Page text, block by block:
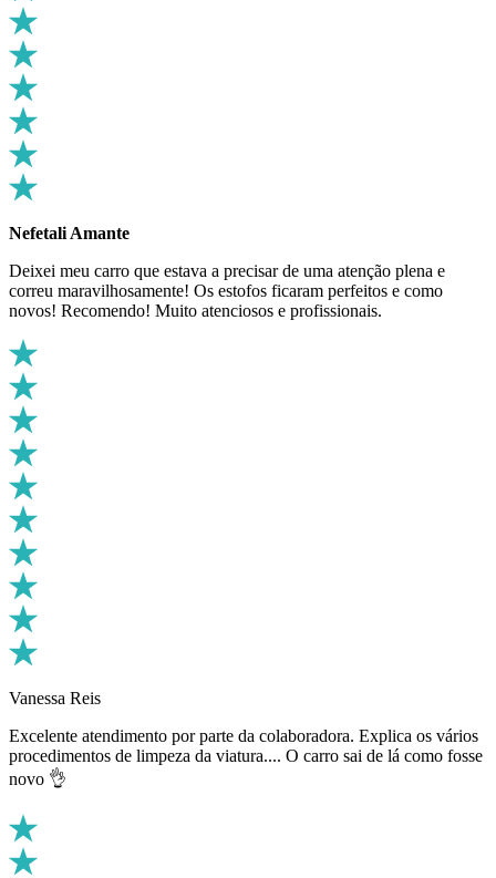
Nefetali Amante
Deixei meu carro que estava a precisar de uma atenção plena e
correu maravilhosamente! Os estofos ficaram perfeitos e como
novos! Recomendo! Muito atenciosos e profissionais.
Vanessa Reis
Excelente atendimento por parte da colaboradora. Explica os vários
procedimentos de limpeza da viatura.... O carro sai de lá como fosse
novo 👌